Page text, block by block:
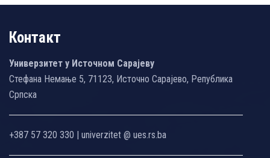
Контакт
Универзитет у Источном Сарајеву
Стефана Немање 5, 71123, Источно Сарајево, Република
Српска
+387 57 320 330 | univerzitet @ ues.rs.ba